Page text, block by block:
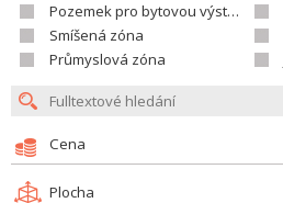
Pozemek pro bytovou výstavbu
Smíšená zóna
Průmyslová zóna
Cena
Plocha